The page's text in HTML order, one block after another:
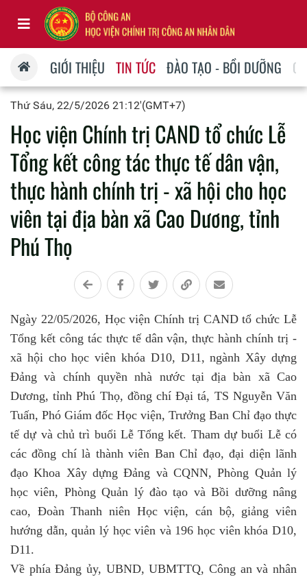
GIỚI THIỆU TIN TỨC ĐÀO TẠO - BỒI DƯỠNG
Thứ Sáu, 22/5/2026 21:12'(GMT+7)
Học viện Chính trị CAND tổ chức Lễ
Tổng kết công tác thực tế dân vận,
thực hành chính trị - xã hội cho học
viên tại địa bàn xã Cao Dương, tỉnh
Phú Thọ
Ngày 22/05/2026, Học viện Chính trị CAND tổ chức Lễ
Tổng kết công tác thực tế dân vận, thực hành chính trị -
xã hội cho học viên khóa D10, D11, ngành Xây dựng
Đảng và chính quyền nhà nước tại địa bàn xã Cao
Dương, tỉnh Phú Thọ, đồng chí Đại tá, TS Nguyễn Văn
Tuấn, Phó Giám đốc Học viện, Trưởng Ban Chỉ đạo thực
tế dự và chủ trì buổi Lễ Tổng kết. Tham dự buổi Lễ có
các đồng chí là thành viên Ban Chỉ đạo, đại diện lãnh
đạo Khoa Xây dựng Đảng và CQNN, Phòng Quản lý
học viên, Phòng Quản lý đào tạo và Bồi dưỡng nâng
cao, Đoàn Thanh niên Học viện, cán bộ, giảng viên
hướng dẫn, quản lý học viên và 196 học viên khóa D10,
D11.
Về phía Đảng ủy, UBND, UBMTTQ, Công an và nhân